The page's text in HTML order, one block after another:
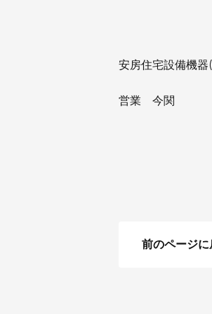
安房住宅設備機器
営業 今関
前のページに